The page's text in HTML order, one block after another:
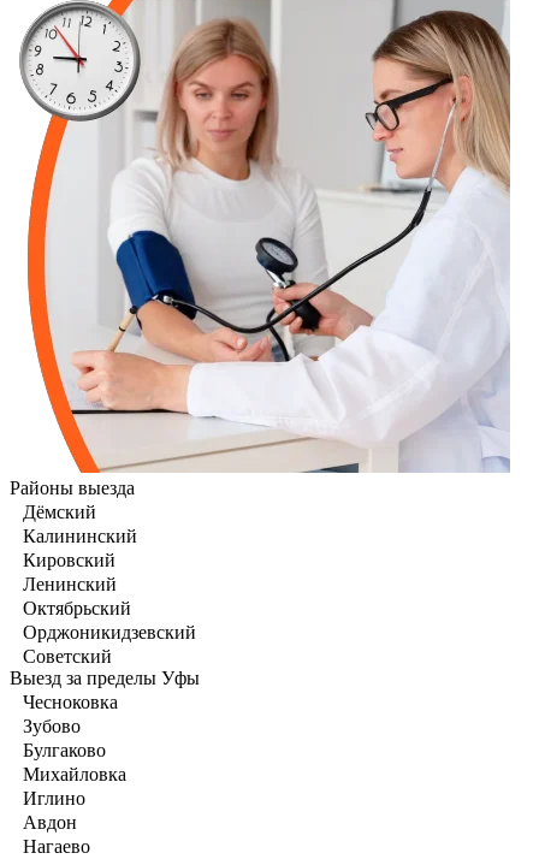
Районы выезда
Дёмский
Калининский
Кировский
Ленинский
Октябрьский
Орджоникидзевский
Советский
Выезд за пределы Уфы
Чесноковка
Зубово
Булгаково
Михайловка
Иглино
Авдон
Нагаево